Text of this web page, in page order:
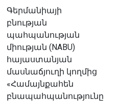
Գերմանիայի
բնության
պահպանության
միության (NABU)
հայաստանյան
մասնաճյուղի կողմից
«Համայնքահեն
բնապահպանությունը